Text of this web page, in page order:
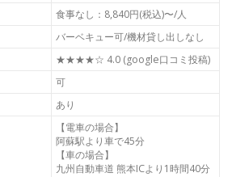
食事なし：8,840円(税込)〜/人
バーベキュー可/機材貸し出しなし
★★★★☆ 4.0 (google口コミ投稿)
可
あり
【電車の場合】
阿蘇駅より車で45分
【車の場合】
九州自動車道 熊本ICより1時間40分